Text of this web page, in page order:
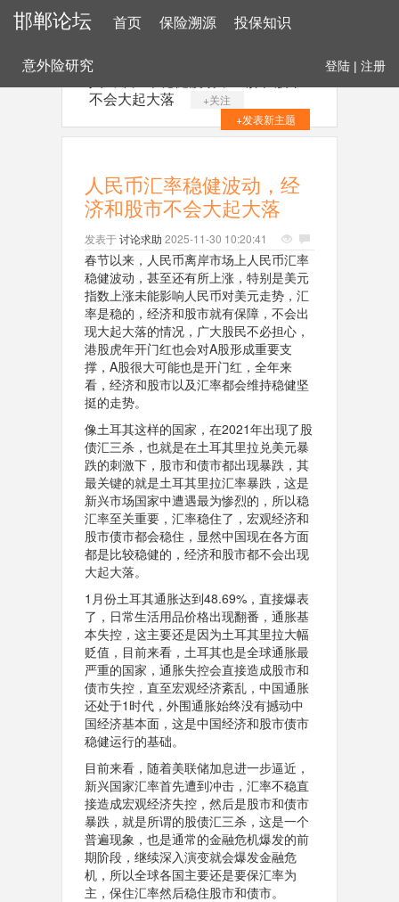
邯郸论坛 首页 保险溯源 投保知识
意外险研究 登陆 | 注册
不会大起大落
+关注
+发表新主题
人民币汇率稳健波动，经
济和股市不会大起大落
发表于讨论求助 2025-11-30 10:20:41
春节以来，人民币离岸市场上人民币汇率
稳健波动，甚至还有所上涨，特别是美元
指数上涨未能影响人民币对美元走势，汇
率是稳的，经济和股市就有保障，不会出
现大起大落的情况，广大股民不必担心，
港股虎年开门红也会对A股形成重要支
撑，A股很大可能也是开门红，全年来
看，经济和股市以及汇率都会维持稳健坚
挺的走势。
像土耳其这样的国家，在2021年出现了股
债汇三杀，也就是在土耳其里拉兑美元暴
跌的刺激下，股市和债市都出现暴跌，其
最关键的就是土耳其里拉汇率暴跌，这是
新兴市场国家中遭遇最为惨烈的，所以稳
汇率至关重要，汇率稳住了，宏观经济和
股市债市都会稳住，显然中国现在各方面
都是比较稳健的，经济和股市都不会出现
大起大落。
1月份土耳其通胀达到48.69%，直接爆表
了，日常生活用品价格出现翻番，通胀基
本失控，这主要还是因为土耳其里拉大幅
贬值，目前来看，土耳其也是全球通胀最
严重的国家，通胀失控会直接造成股市和
债市失控，直至宏观经济紊乱，中国通胀
还处于1时代，外围通胀始终没有撼动中
国经济基本面，这是中国经济和股市债市
稳健运行的基础。
目前来看，随着美联储加息进一步逼近，
新兴国家汇率首先遭到冲击，汇率不稳直
接造成宏观经济失控，然后是股市和债市
暴跌，就是所谓的股债汇三杀，这是一个
普遍现象，也是通常的金融危机爆发的前
期阶段，继续深入演变就会爆发金融危
机，所以全球各国主要还是要保汇率为
主，保住汇率然后稳住股市和债市。